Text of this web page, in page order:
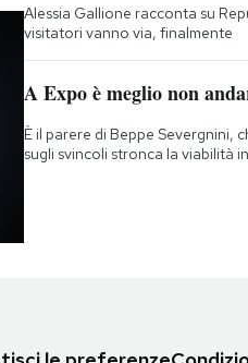
Alessia Gallione racconta su
visitatori vanno via, finalmente
A Expo è meglio non
È il parere di Beppe Severgnini,
sugli svincoli stronca la viabilità